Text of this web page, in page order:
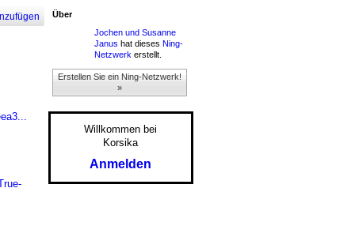
Über
Jochen und Susanne
Janus hat dieses Ning-
Netzwerk erstellt.
Erstellen Sie ein Ning-Netzwerk!
»
Willkommen bei
Korsika
Anmelden